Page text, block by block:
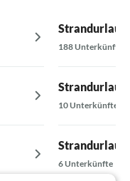
warm. Der
weichen
schlief sich
nur eine
gereicht,
Personen
verlangen,
Strandurlaub
188 Unterkünfte
Strandurlaub
10 Unterkünfte
Strandurlaub
6 Unterkünfte